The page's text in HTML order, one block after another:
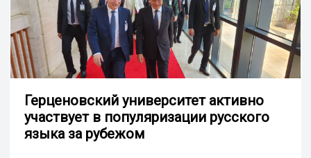
Герценовский университет активно
участвует в популяризации русского
языка за рубежом